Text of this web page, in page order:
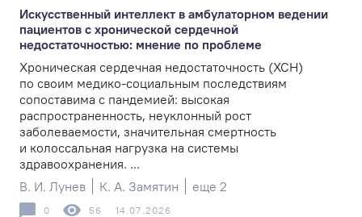
Искусственный интеллект в амбулаторном ведении
пациентов с хронической сердечной
недостаточностью: мнение по проблеме
Хроническая сердечная недостаточность (ХСН)
по своим медико-социальным последствиям
сопоставима с пандемией: высокая
распространенность, неуклонный рост
заболеваемости, значительная смертность
и колоссальная нагрузка на системы
здравоохранения. ...
В. И. Лунев
К. А. Замятин еще 2
0 56 14.07.2026